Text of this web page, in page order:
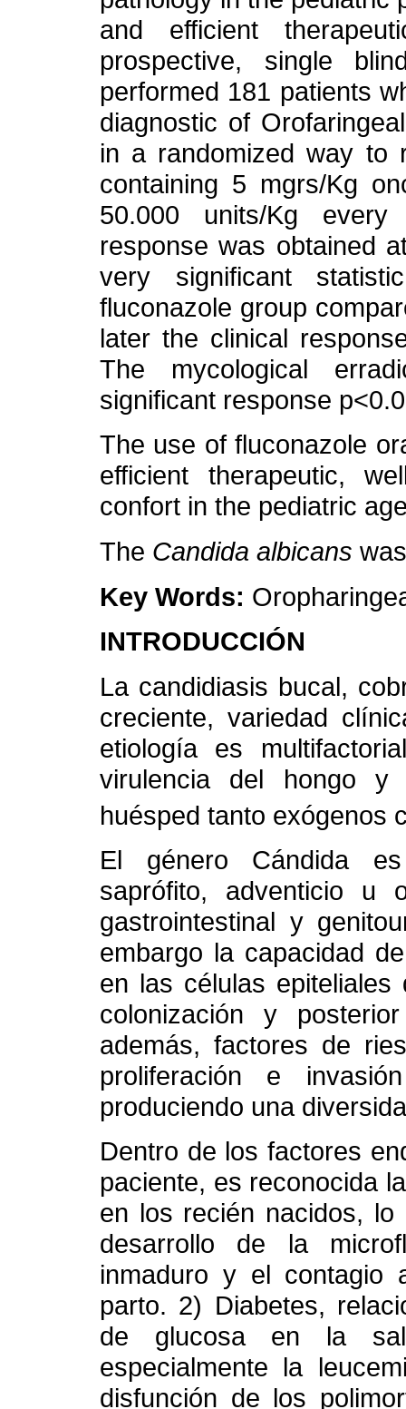
and efficient
prospective, single
performed 181 patients
diagnostic of
in a randomized way to
containing 5 mgrs/Kg
50.000 units/Kg
response was obtained
very significant
fluconazole group
later the clinical
The mycological
significant response
The use of fluconazole
efficient therapeutic,
confort in the pediatric
The Candida albicans
Key Words:
INTRODUCCIÓN
La candidiasis bucal,
creciente, variedad
etiología es
virulencia del hongo y
huésped tanto exógenos
El género Cándida
saprófito, adventicio u
gastrointestinal y
embargo la capacidad
en las células
colonización y
además, factores de
proliferación e
produciendo una
Dentro de los factores
paciente, es reconocida
en los recién nacidos,
desarrollo de la
inmaduro y el
parto. 2) Diabetes,
de glucosa en la
especialmente la
disfunción de los